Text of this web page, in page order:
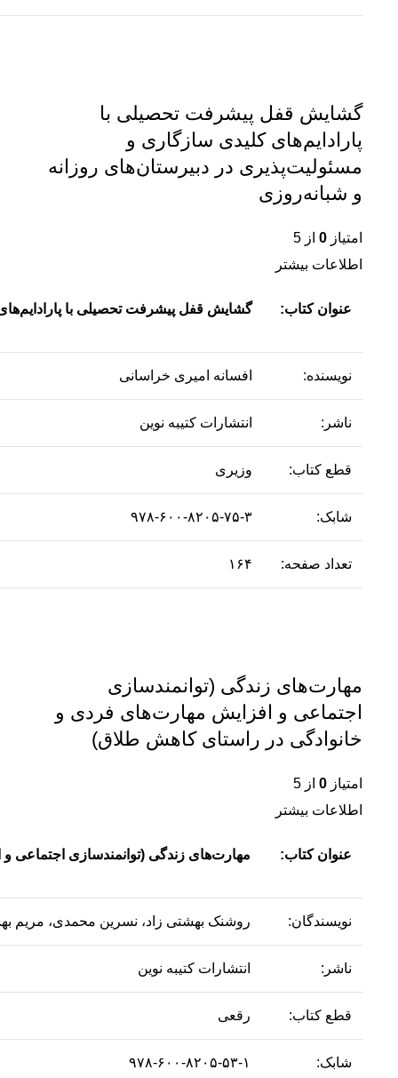
گشایش قفل پیشرفت تحصیلی با
پارادایم‌‌های کلیدی سازگاری و
مسئولیت‌پذیری در دبیرستان‌های روزانه
و شبانه‌روزی
امتیاز 0 از 5
اطلاعات بیشتر
عنوان کتاب: گشایش قفل پیشرفت تحصیلی با
نویسنده: افسانه امیری خراسانی
ناشر: انتشارات کتیبه نوین
قطع کتاب: وزیری
شابک: ۹۷۸-۶۰۰-۸۲۰۵-۷۵-۳
تعداد صفحه: ۱۶۴
مهارت‌های زندگی (توانمندسازی
اجتماعی و افزایش مهارت‌های فردی و
خانوادگی در راستای کاهش طلاق)
امتیاز 0 از 5
اطلاعات بیشتر
عنوان کتاب: مهارت‌های زندگی (توانمندسازی اجتماعی
نویسندگان: روشنک بهشتی زاد، نسرین محمدی، مریم
ناشر: انتشارات کتیبه نوین
قطع کتاب: رقعی
شابک: ۹۷۸-۶۰۰-۸۲۰۵-۵۳-۱